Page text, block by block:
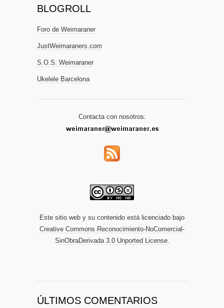
BLOGROLL
Foro de Weimaraner
JustWeimaraners.com
S.O.S. Weimaraner
Ukelele Barcelona
Contacta con nosotros:
Este sitio web y su contenido está licenciado bajo
Creative Commons Reconocimiento-NoComercial-
SinObraDerivada 3.0 Unported License.
ÚLTIMOS COMENTARIOS